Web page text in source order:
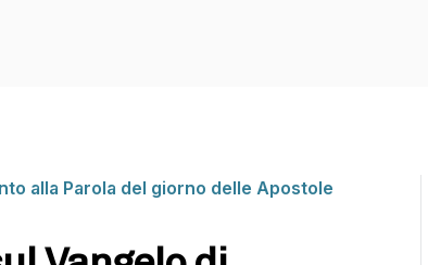
alla Parola del giorno delle Apostole